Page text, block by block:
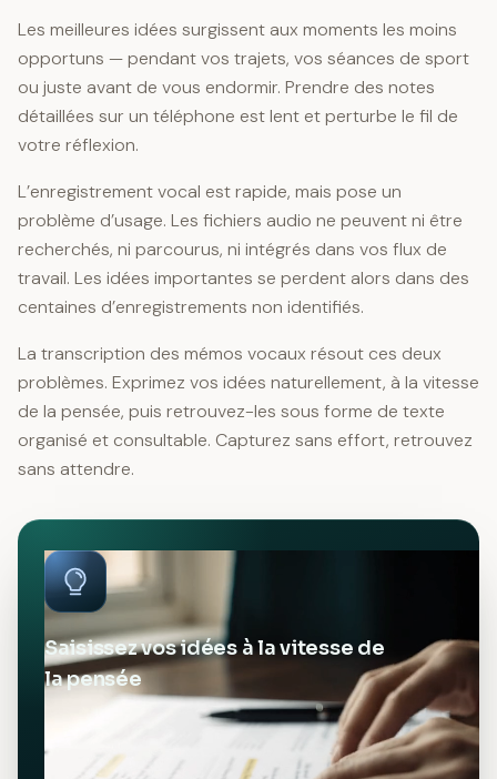
Les meilleures idées surgissent aux moments les moins
opportuns — pendant vos trajets, vos séances de sport
ou juste avant de vous endormir. Prendre des notes
détaillées sur un téléphone est lent et perturbe le fil de
votre réflexion.
L’enregistrement vocal est rapide, mais pose un
problème d’usage. Les fichiers audio ne peuvent ni être
recherchés, ni parcourus, ni intégrés dans vos flux de
travail. Les idées importantes se perdent alors dans des
centaines d’enregistrements non identifiés.
La transcription des mémos vocaux résout ces deux
problèmes. Exprimez vos idées naturellement, à la vitesse
de la pensée, puis retrouvez-les sous forme de texte
organisé et consultable. Capturez sans effort, retrouvez
sans attendre.
Saisissez vos idées à la vitesse de
la pensée